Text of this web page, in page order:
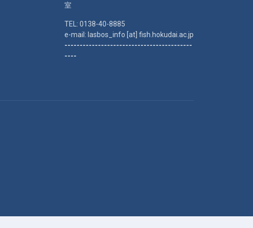
室
TEL: 0138-40-8885
e-mail: lasbos_info [at] fish.hokudai.ac.jp
------------------------------------------
----